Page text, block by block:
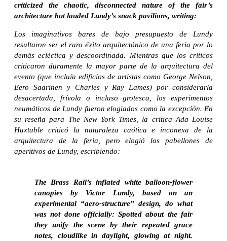
criticized the chaotic, disconnected nature of the fair’s
architecture but lauded Lundy’s snack pavilions, writing:
Los imaginativos bares de bajo presupuesto de Lundy
resultaron ser el raro éxito arquitectónico de una feria por lo
demás ecléctica y descoordinada. Mientras que los críticos
criticaron duramente la mayor parte de la arquitectura del
evento (que incluía edificios de artistas como George Nelson,
Eero Saarinen y Charles y Ray Eames) por considerarla
desacertada, frívola o incluso grotesca, los experimentos
neumáticos de Lundy fueron elogiados como la excepción. En
su reseña para The New York Times, la crítica Ada Louise
Huxtable criticó la naturaleza caótica e inconexa de la
arquitectura de la feria, pero elogió los pabellones de
aperitivos de Lundy, escribiendo:
The Brass Rail’s inflated white balloon-flower
canopies by Victor Lundy, based on an
experimental “aero-structure” design, do what
was not done officially: Spotted about the fair
they unify the scene by their repeated grace
notes, cloudlike in daylight, glowing at night.